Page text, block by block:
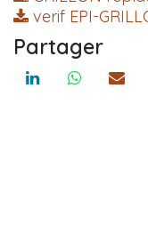
verif EPI-
Partager